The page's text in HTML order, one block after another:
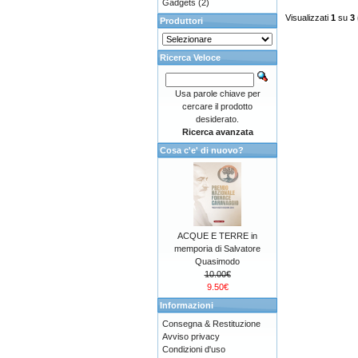
Visualizzati 1 su 3
Gadgets (2)
Produttori
Ricerca Veloce
Usa parole chiave per
cercare il prodotto
desiderato.
Ricerca avanzata
Cosa c'e' di nuovo?
ACQUE E TERRE in
memporia di Salvatore
Quasimodo
10.00€
9.50€
Informazioni
Consegna & Restituzione
Avviso privacy
Condizioni d'uso